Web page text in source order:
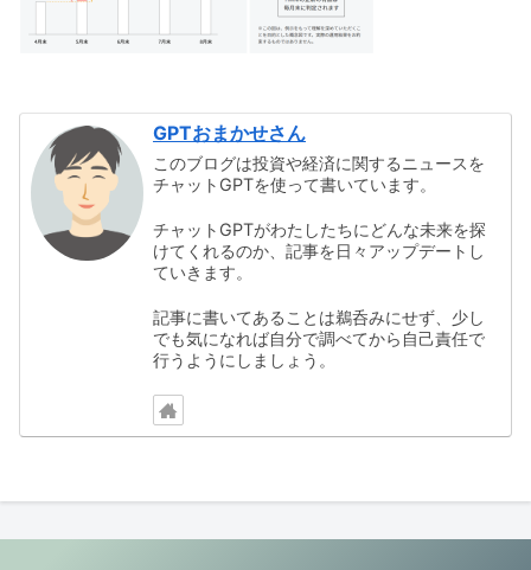
GPTおまかせさん
このブログは投資や経済に関するニュースを
チャットGPTを使って書いています。
チャットGPTがわたしたちにどんな未来を探
けてくれるのか、記事を日々アップデートし
ていきます。
記事に書いてあることは鵜呑みにせず、少し
でも気になれば自分で調べてから自己責任で
行うようにしましょう。